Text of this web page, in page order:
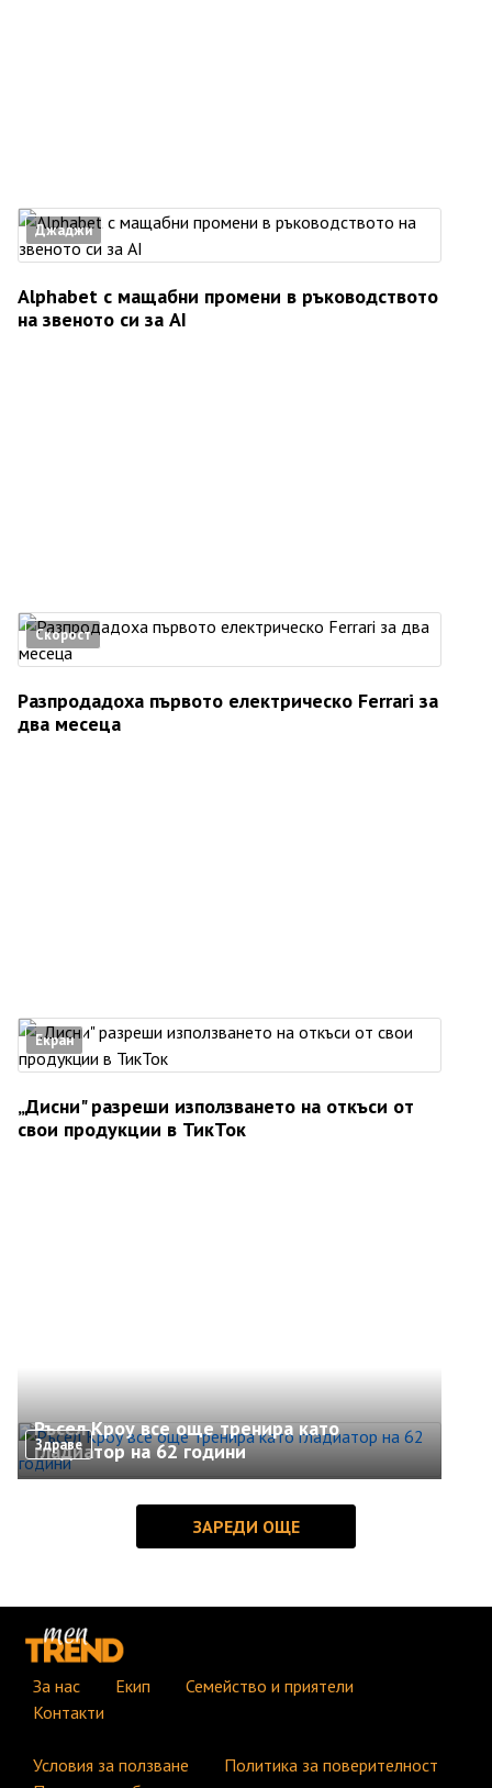
Джаджи
Alphabet с мащабни промени в ръководството
на звеното си за AI
Скорост
Разпродадоха първото електрическо Ferrari за
два месеца
Екран
„Дисни" разреши използването на откъси от
свои продукции в ТикТок
Здраве
Ръсел Кроу все още тренира като
гладиатор на 62 години
За нас Екип
Семейство и приятели
Контакти
Условия за ползване
Политика за поверителност